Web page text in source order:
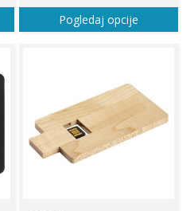
Pogledaj opcije